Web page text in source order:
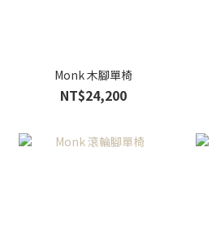
Monk 木腳單椅
NT$24,200